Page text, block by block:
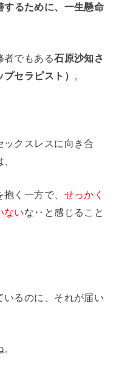
するために、一生懸命
者でもある石原沙知さ
セラピスト） 。
クスレスに向き合
く一方で、 せっかく
ないな‥と感じること
るのに、それが届い